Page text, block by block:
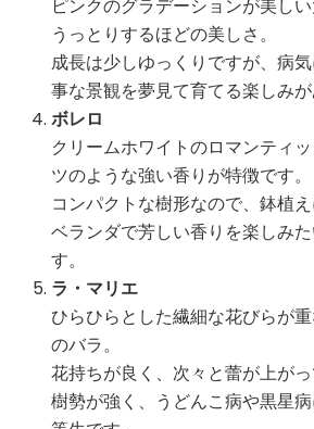
ピンクのグラデーションが美し
うっとりするほどの美しさ。
成長は少しゆっくりですが、病
事な景観を夢見て育てる楽しみが
ボレロ
クリームホワイトのロマンティ
ツのような強い香りが特徴です。
コンパクトな樹形なので、鉢植え
ベランダで芳しい香りを楽しみ
す。
ラ・マリエ
ひらひらとした繊細な花びらが
のバラ。
花持ちが良く、次々と蕾が上がっ
樹勢が強く、うどんこ病や黒星